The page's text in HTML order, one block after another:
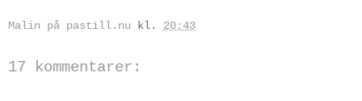
Malin på pastill.nu kl. 20:43
17 kommentarer: